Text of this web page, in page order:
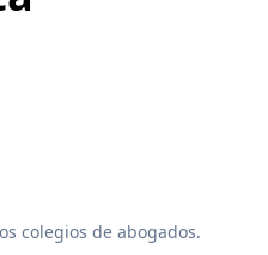
colegios de abogados.